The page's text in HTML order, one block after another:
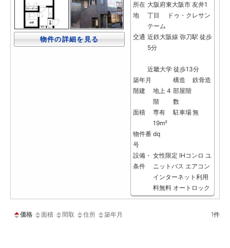
物件の詳細を見る
所在
地
大阪府東大阪市 友井1
丁目 ドゥ・クレサン
テーム
交通 近鉄大阪線 弥刀駅 徒歩
5分
近畿大学 徒歩13分
築年月
構造
鉄骨造
階建
地上 4
階
部屋階
数
面積
専有
19m²
駐車場無
物件番
号
dq
設備・
条件
女性限定 IHコンロ ユ
ニットバス エアコン
インターネット利用
料無料 オートロック
価格 面積 間取 住所 築年月 1件